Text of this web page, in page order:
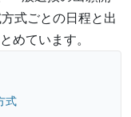
式ごとの日程と出
めています。
式